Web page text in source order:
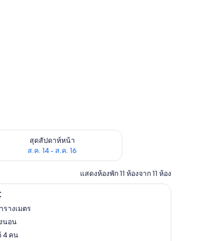
7 - ส.ค. 9สุดสัปดาห์หน้า
ส.ค. 14 - ส.ค. 16
อบจำนวนห้องพักว่างในสุดสัปดาห์หน้า ส.ค. 14 - ส.ค. 16
แสดงห้องพัก 11 ห้องจาก 11 ห้อง
รางเมตร
นอน
4 คน